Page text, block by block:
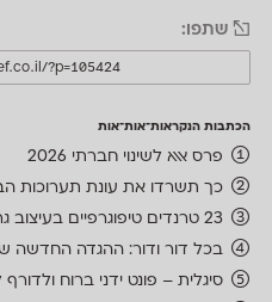
שתפו:
הכתבות הנקראות־אות־אות
פרס אאא לשינוי חברתי 2026
כך תשרדו את עונת תערוכות
23 טרנדים טיפוגרפיים בעיצוב גרפי עברי, ועוד אחד לשנה הבאה
בכל דור ודור: ההגדה החדשה של
סיגלית – פונט ידני ברוח